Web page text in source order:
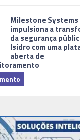
Milestone Systems
impulsiona a
da segurança
Isidro com uma
aberta de